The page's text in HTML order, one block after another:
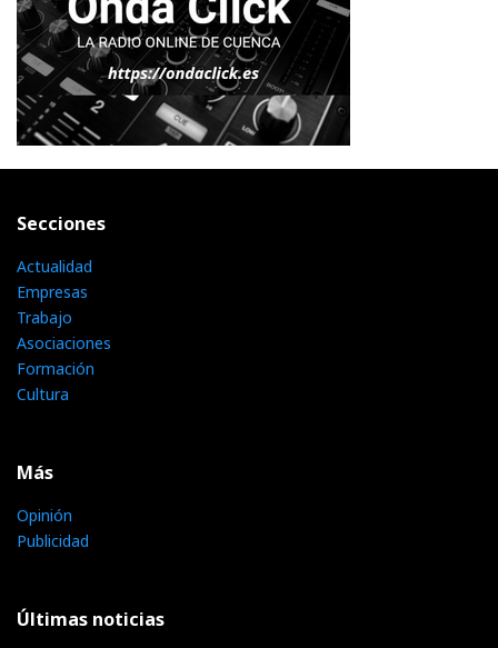
Secciones
Actualidad
Empresas
Trabajo
Asociaciones
Formación
Cultura
Más
Opinión
Publicidad
Últimas noticias